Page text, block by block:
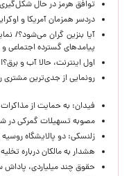
توافق هرمز در حال
دردسر همزمان آمریکا و
آیا بنزین گران می‌شود؟/
پیامدهای گسترده اجتماعی
اول اینترنت، حالا آب و برق؟!
رونمایی از جدی‌ترین مشتری
فیدان: به حمایت از مذاکرات
مصوبه تسهیلات گمرکی در
زلنسکی: دو پالایشگاه
هشدار به مالکان درباره
حقوق چند میلیاردی،